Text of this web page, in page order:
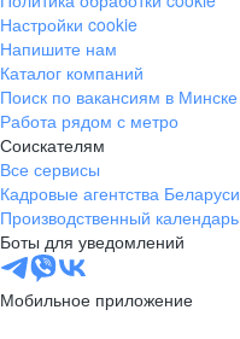
Настройки cookie
Напишите нам
Каталог компаний
Поиск по вакансиям в Минске
Работа рядом с метро
Соискателям
Все сервисы
Кадровые агентства Беларуси
Производственный календарь
Боты для уведомлений
Мобильное приложение